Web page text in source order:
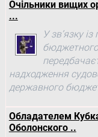
Очільники вищих
...
У зв’язку
надходження
державного
Обладателем
Оболонского ..